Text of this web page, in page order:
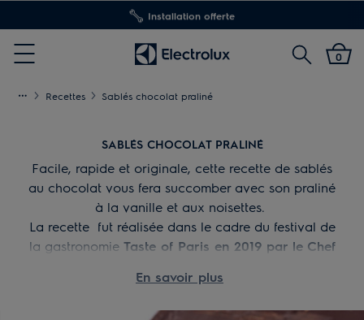
Installation offerte
Menu
Rechercher
0
Recettes Sablés chocolat praliné
SABLÉS CHOCOLAT PRALINÉ
Facile, rapide et originale, cette recette de sablés
au chocolat vous fera succomber avec son praliné
à la vanille et aux noisettes.
La recette fut réalisée dans le cadre du festival de
la gastronomie Taste of Paris en 2019 par le Chef
Astuce : A l’aide d’une poche à douille, disposez
En savoir plus